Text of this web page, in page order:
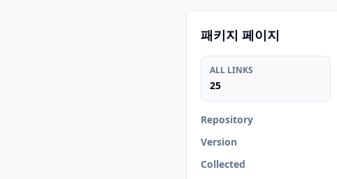
패키지 페이지
ALL LINKS
25
Repository
Version
Collected